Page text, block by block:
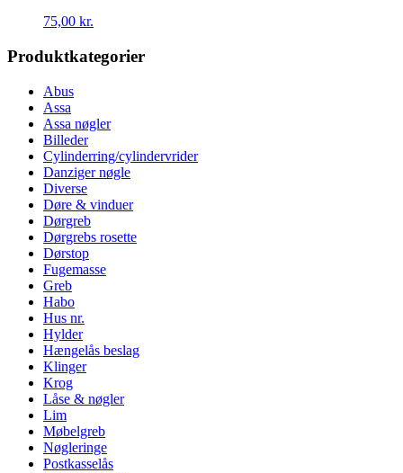
75,00 kr.
Produktkategorier
Abus
Assa
Assa nøgler
Billeder
Cylinderring/cylindervrider
Danziger nøgle
Diverse
Døre & vinduer
Dørgreb
Dørgrebs rosette
Dørstop
Fugemasse
Greb
Habo
Hus nr.
Hylder
Hængelås beslag
Klinger
Krog
Låse & nøgler
Lim
Møbelgreb
Nøgleringe
Postkasselås